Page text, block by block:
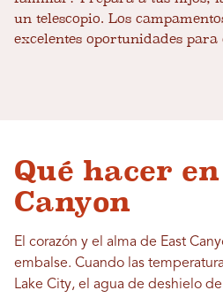
un telescopio. Los
excelentes oportunidades
Qué hacer
Canyon
El corazón y el alma de East
embalse. Cuando las
Lake City, el agua de deshielo